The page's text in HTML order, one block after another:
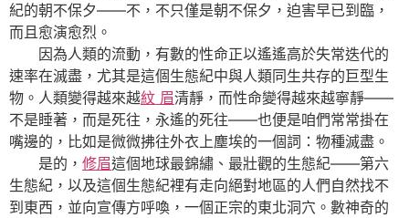
紀的朝不保夕——不，不只僅是朝不保夕，迫害早已到臨，
而且愈演愈烈。
因為人類的流動，有數的性命正以遙遙高於失常迭代的
速率在滅盡，尤其是這個生態紀中與人類同生共存的巨型生
物。人類變得越來越紋 眉清靜，而性命變得越來越寧靜——
不是睡著，而是死往，永遙的死往——也便是咱們常常掛在
嘴邊的，比如是微微拂往外衣上塵埃的一個詞：物種滅盡。
是的， 修眉這個地球最錦繡、最壯觀的生態紀——第六
生態紀，以及這個生態紀裡有走向絕對地區的人們自然找不
到東西，並向宣傳方呼喚，一個正宗的東北洞穴。數神奇的